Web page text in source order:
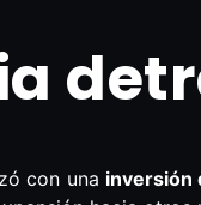
con una inversión